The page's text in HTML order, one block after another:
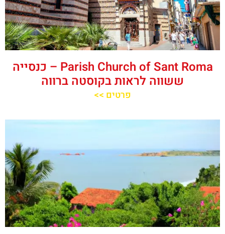
‪‪Parish Church of Sant Roma‬‬ – כנסייה
ששווה לראות בקוסטה ברווה
פרטים >>